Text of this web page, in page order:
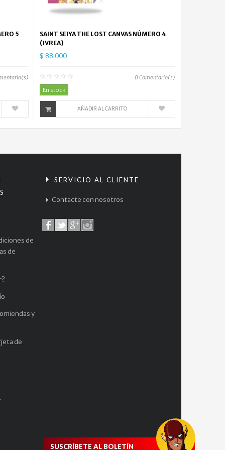
5
SAINT SEIYA THE LOST CANVAS NÚMERO 4
(IVREA)
$ 88.000
0Comentario(s)
En stock
AÑADIR AL CARRITO
de
de
y
de
SERVICIO AL CLIENTE
Contacte con nosotros
SUSCRÍBETE AL BOLETÍN